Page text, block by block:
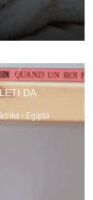
DA
i Egipta